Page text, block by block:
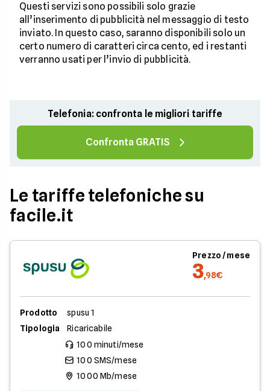
Questi servizi sono possibili solo grazie
all’inserimento di pubblicità nel messaggio di testo
inviato. In questo caso, saranno disponibili solo un
certo numero di caratteri circa cento, ed i restanti
verranno usati per l’invio di pubblicità.
Telefonia: confronta le migliori tariffe
Confronta GRATIS
Le tariffe telefoniche su
facile.it
Prezzo / mese
3,98€
Prodotto
spusu 1
Tipologia
Ricaricabile
100 minuti/mese
100 SMS/mese
1000 Mb/mese